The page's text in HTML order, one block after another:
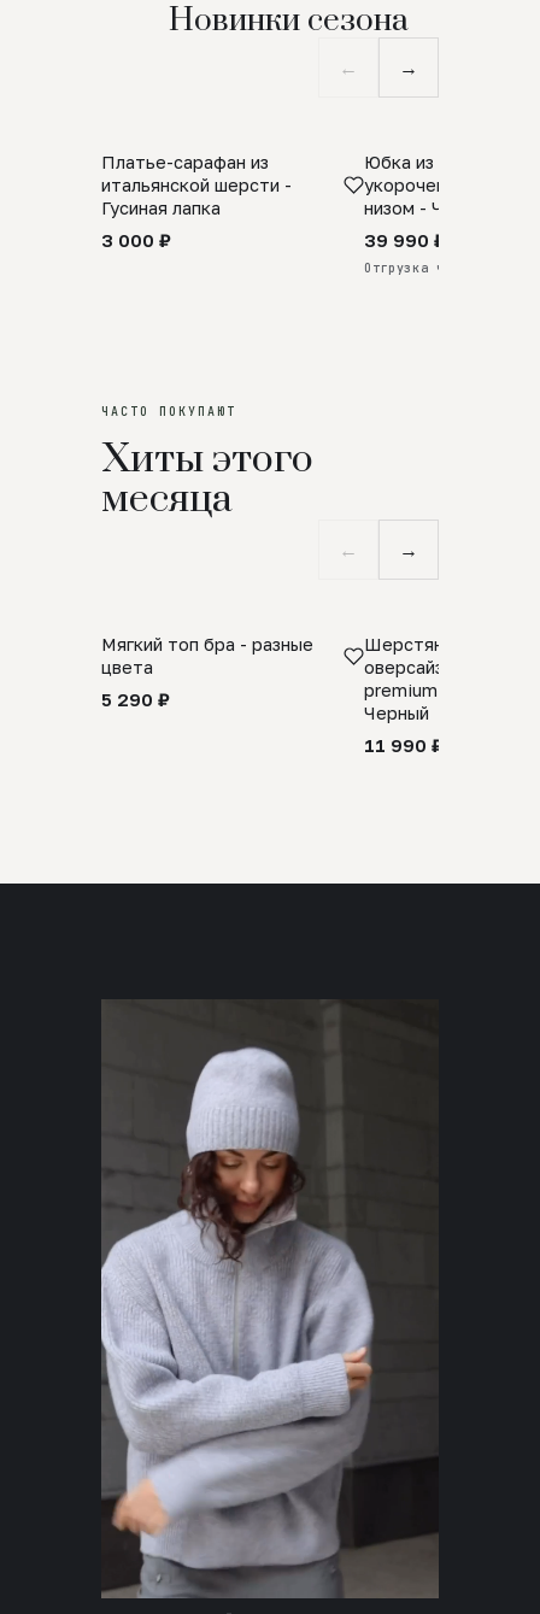
Новинки сезона
← →
SALE
Платье-сарафан из
итальянской шерсти -
Гусиная лапка
3 000 ₽
ПРЕДЗАКАЗ
Юбка из
укороченная с
низом - Черный
39 990 ₽
Отгрузка через 25 дней
ЧАСТО ПОКУПАЮТ
Хиты этого
месяца
← →
Мягкий топ бра - разные
цвета
5 290 ₽
Шерстяной свитер
оверсайз 100%
premium merino
Черный
11 990 ₽